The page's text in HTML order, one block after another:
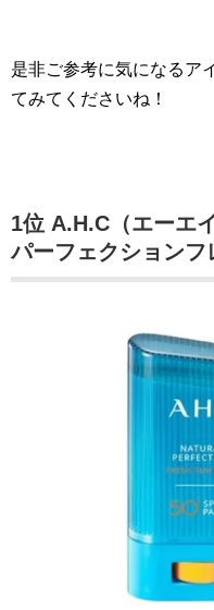
是非ご参考に気になるア
てみてくださいね！
1位 A.H.C（エーエ
パーフェクション